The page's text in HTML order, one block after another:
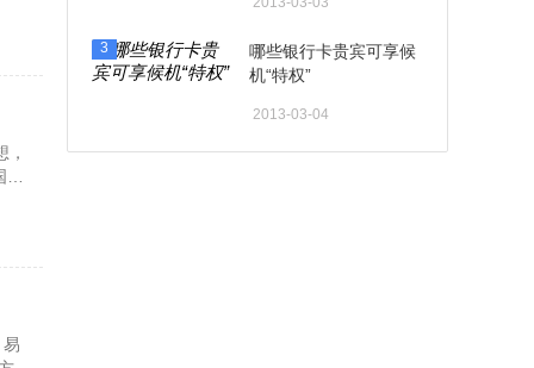
3
哪些银行卡贵宾可享候
机“特权”
2013-03-04